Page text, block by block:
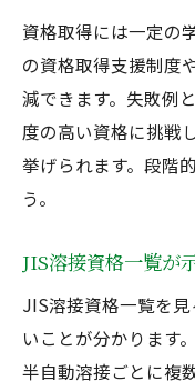
資格取得には一定の
の資格取得支援制度
減できます。失敗例
度の高い資格に挑戦
挙げられます。段階
う。
JIS溶接資格一覧が
JIS溶接資格一覧を
いことが分かります
半自動溶接ごとに複